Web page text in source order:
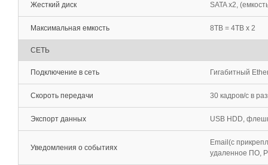
Жесткий диск SATA x2,
Максимальная емкость 8TB = 4TB x 2
СЕТЬ
Подключение в сеть Гигабитный
Скороть передачи 30 кадров/с в
Экспорт данных USB HDD,
Уведомления о событиях
Email(с
удаленное ПО,